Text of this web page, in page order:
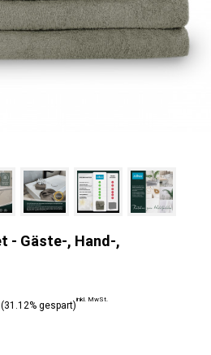
- Gäste-, Hand-,
(31.12% gespart)
inkl. MwSt.